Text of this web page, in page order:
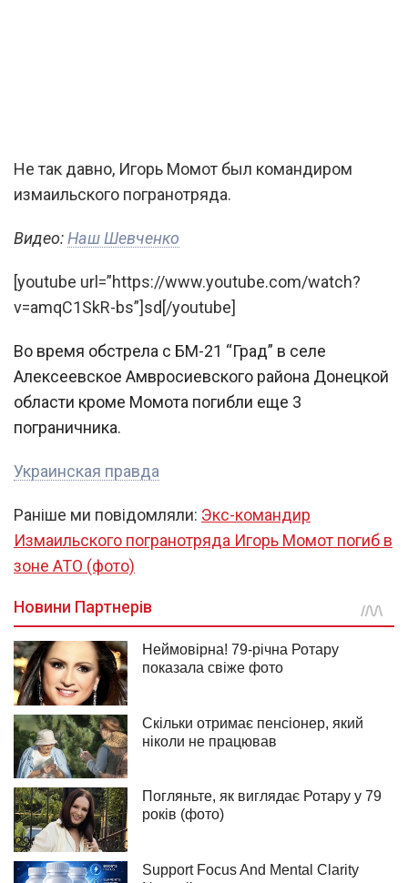
Не так давно, Игорь Момот был командиром
измаильского погранотряда.
Видео:Наш Шевченко
[youtube url=”https://www.youtube.com/watch?
v=amqC1SkR-bs”]sd[/youtube]
Во время обстрела с БМ-21 “Град” в селе
Алексеевское Амвросиевского района Донецкой
области кроме Момота погибли еще 3
пограничника.
Украинская правда
Раніше ми повідомляли: Экс-командир
Измаильского погранотряда Игорь Момот погиб в
зоне АТО (фото)